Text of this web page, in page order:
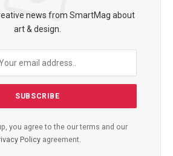
news from SmartMag about
art & design.
you agree to the our terms and our
Policy agreement.